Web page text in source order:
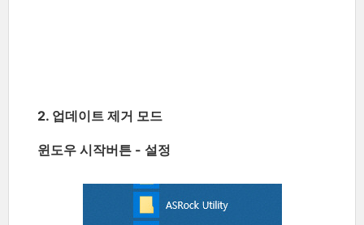
2. 업데이트 제거 모드
윈도우 시작버튼 - 설정